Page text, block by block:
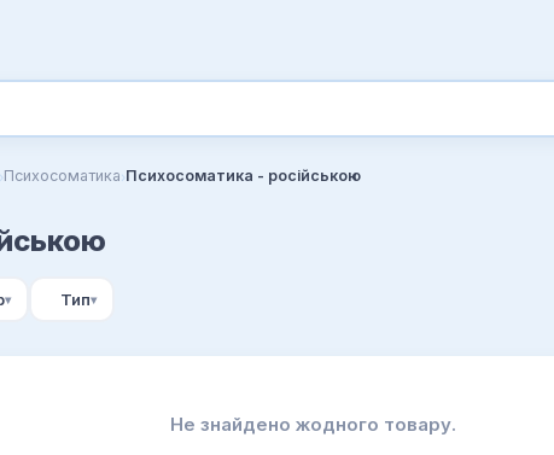
›Психосоматика›Психосоматика - російською
Тип
Не знайдено жодного товару.